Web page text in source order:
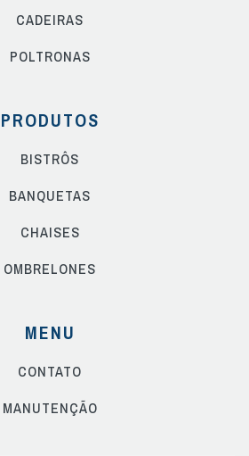
CADEIRAS
POLTRONAS
PRODUTOS
BISTRÔS
BANQUETAS
CHAISES
OMBRELONES
MENU
CONTATO
MANUTENÇÃO